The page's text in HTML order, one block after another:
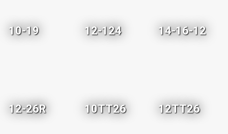
10-19 12-124 14-16-12
12-26R 10TT26 12TT26